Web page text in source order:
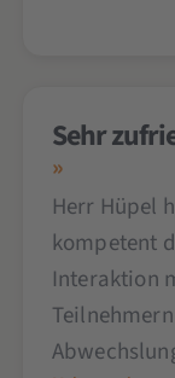
Sehr
Herr Hüpel
kompetent
Interaktion